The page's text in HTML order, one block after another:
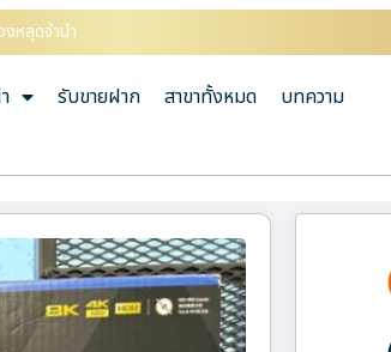
หลุดจำนำ
รับขายฝาก สาขาทั้งหมด
บทความ